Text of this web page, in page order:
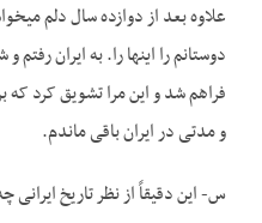
علاوه بعد از دوازده سال دلم
دوستانم را اینها را. به ایران
فراهم شد و این مرا تشویق کرد که
و مدتی در ایران باقی ماندم.
س- این دقیقاً از نظر تاریخ